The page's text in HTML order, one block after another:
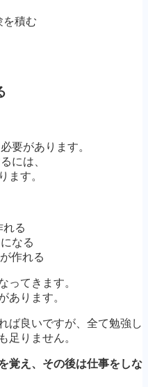
を積む
要があります。
には、
ます。
れる
なる
作れる
ってきます。
あります。
ば良いですが、全て勉強し
足りません。
覚え、その後は仕事をしな